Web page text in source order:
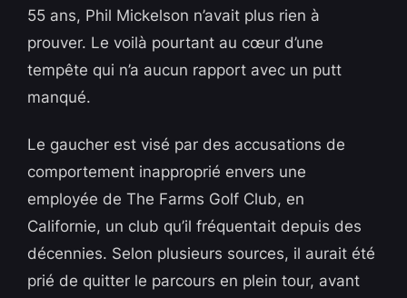
55 ans, Phil Mickelson n’avait plus rien à
prouver. Le voilà pourtant au cœur d’une
tempête qui n’a aucun rapport avec un putt
manqué.
Le gaucher est visé par des accusations de
comportement inapproprié envers une
employée de The Farms Golf Club, en
Californie, un club qu’il fréquentait depuis des
décennies. Selon plusieurs sources, il aurait été
prié de quitter le parcours en plein tour, avant